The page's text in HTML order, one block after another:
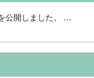
公開しました。 …